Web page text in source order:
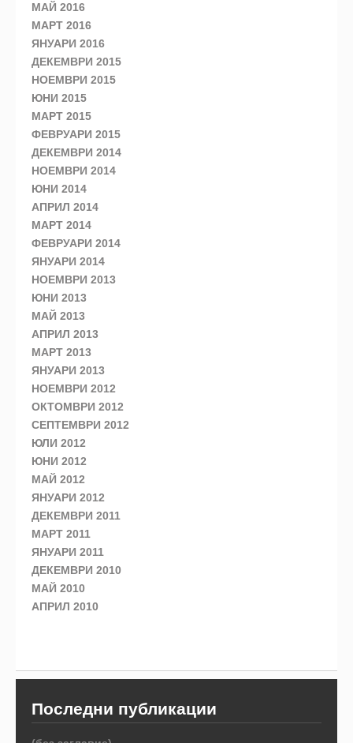
МАЙ 2016
МАРТ 2016
ЯНУАРИ 2016
ДЕКЕМВРИ 2015
НОЕМВРИ 2015
ЮНИ 2015
МАРТ 2015
ФЕВРУАРИ 2015
ДЕКЕМВРИ 2014
НОЕМВРИ 2014
ЮНИ 2014
АПРИЛ 2014
МАРТ 2014
ФЕВРУАРИ 2014
ЯНУАРИ 2014
НОЕМВРИ 2013
ЮНИ 2013
МАЙ 2013
АПРИЛ 2013
МАРТ 2013
ЯНУАРИ 2013
НОЕМВРИ 2012
ОКТОМВРИ 2012
СЕПТЕМВРИ 2012
ЮЛИ 2012
ЮНИ 2012
МАЙ 2012
ЯНУАРИ 2012
ДЕКЕМВРИ 2011
МАРТ 2011
ЯНУАРИ 2011
ДЕКЕМВРИ 2010
МАЙ 2010
АПРИЛ 2010
Последни публикации